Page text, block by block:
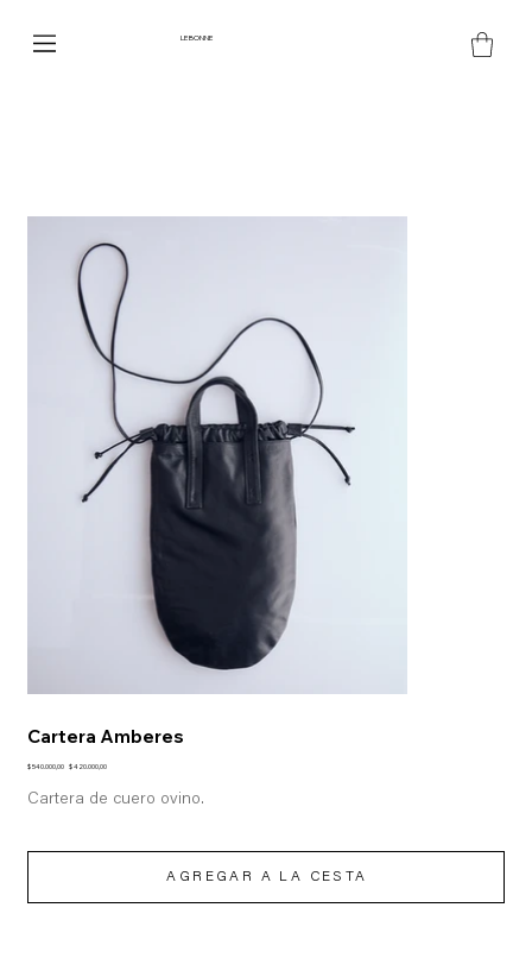
LE BONNE
Cartera Amberes
Precio
$ 540.000,00 Precio
oferta
$ 420.000,00
Cartera de cuero ovino.
AGREGAR A LA CESTA